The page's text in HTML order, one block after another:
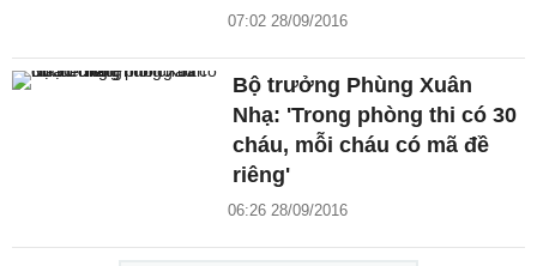
07:02 28/09/2016
Bộ trưởng Phùng Xuân
Nhạ: 'Trong phòng thi có 30
cháu, mỗi cháu có mã đề
riêng'
06:26 28/09/2016